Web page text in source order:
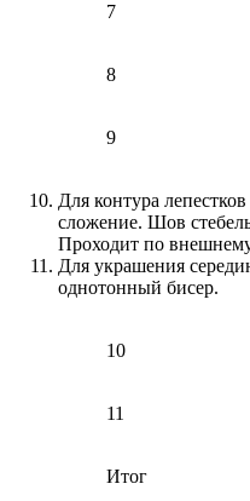
7
8
9
Для контура
сложение. Шов
Проходит по
Для украшения
однотонный бисер.
10
11
Итог